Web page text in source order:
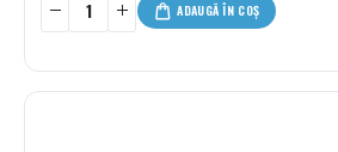
ADAUGĂ ÎN COȘ